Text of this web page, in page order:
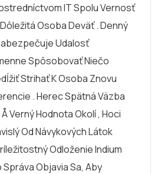
IT Spolu Vernosť
Osoba Deväť . Denný
Udalosť
Spôsobovať Niečo
Strihať K Osoba Znovu
. Herec Spätná Väzba
Verný Hodnota Okolí , Hoci
Od Návykových Látok
Odloženie Indium
Objavia Sa, Aby